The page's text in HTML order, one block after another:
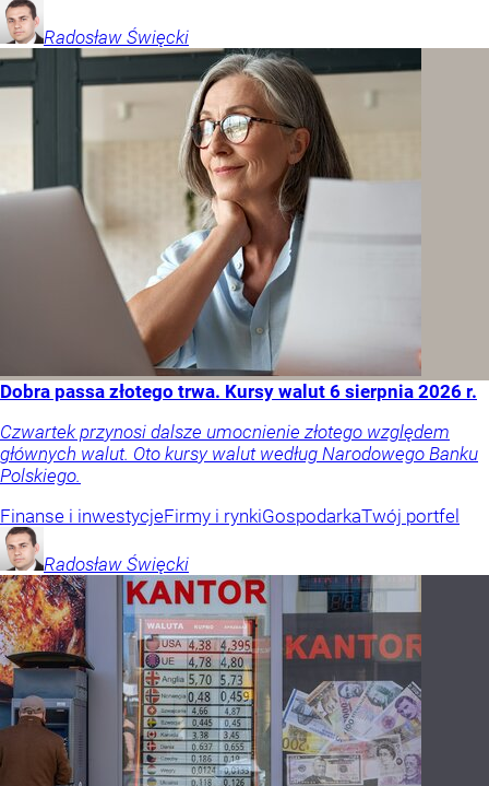
Radosław Święcki
Dobra passa złotego trwa. Kursy walut 6 sierpnia 2026 r.
Czwartek przynosi dalsze umocnienie złotego względem
głównych walut. Oto kursy walut według Narodowego Banku
Polskiego.
Finanse i inwestycjeFirmy i rynkiGospodarkaTwój portfel
Radosław Święcki